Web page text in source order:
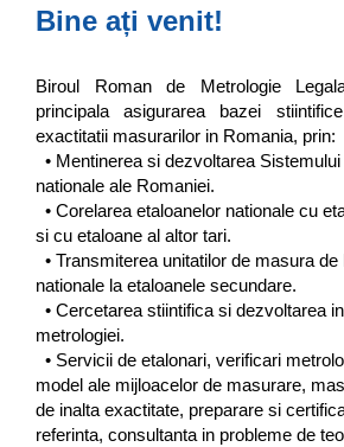
Bine ați venit!
Biroul Roman de Metrologie
principala asigurarea bazei
exactitatii masurarilor in Romania, prin:
• Mentinerea si dezvoltarea
nationale ale Romaniei.
• Corelarea etaloanelor nationale cu
si cu etaloane al altor tari.
• Transmiterea unitatilor de masura de
nationale la etaloanele secundare.
• Cercetarea stiintifica si dezvoltarea
metrologiei.
• Servicii de etalonari, verificari
model ale mijloacelor de masurare,
de inalta exactitate, preparare si
referinta, consultanta in probleme de